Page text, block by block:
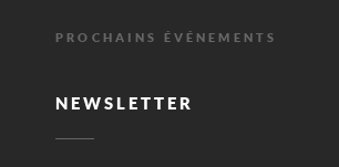
PROCHAINS ÉVÉNEMENTS
NEWSLETTER